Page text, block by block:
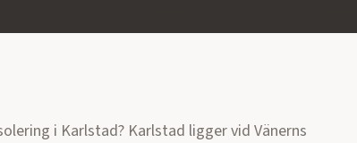
i Karlstad? Karlstad ligger vid Vänerns